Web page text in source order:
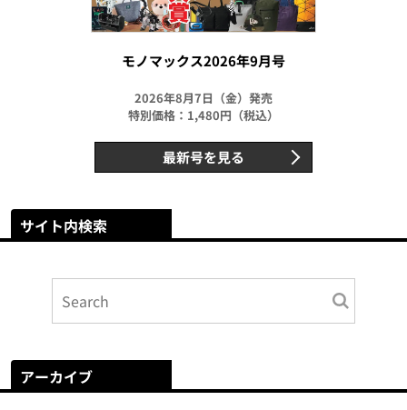
モノマックス2026年9月号
2026年8月7日（金）発売
特別価格：1,480円（税込）
最新号を見る
サイト内検索
アーカイブ